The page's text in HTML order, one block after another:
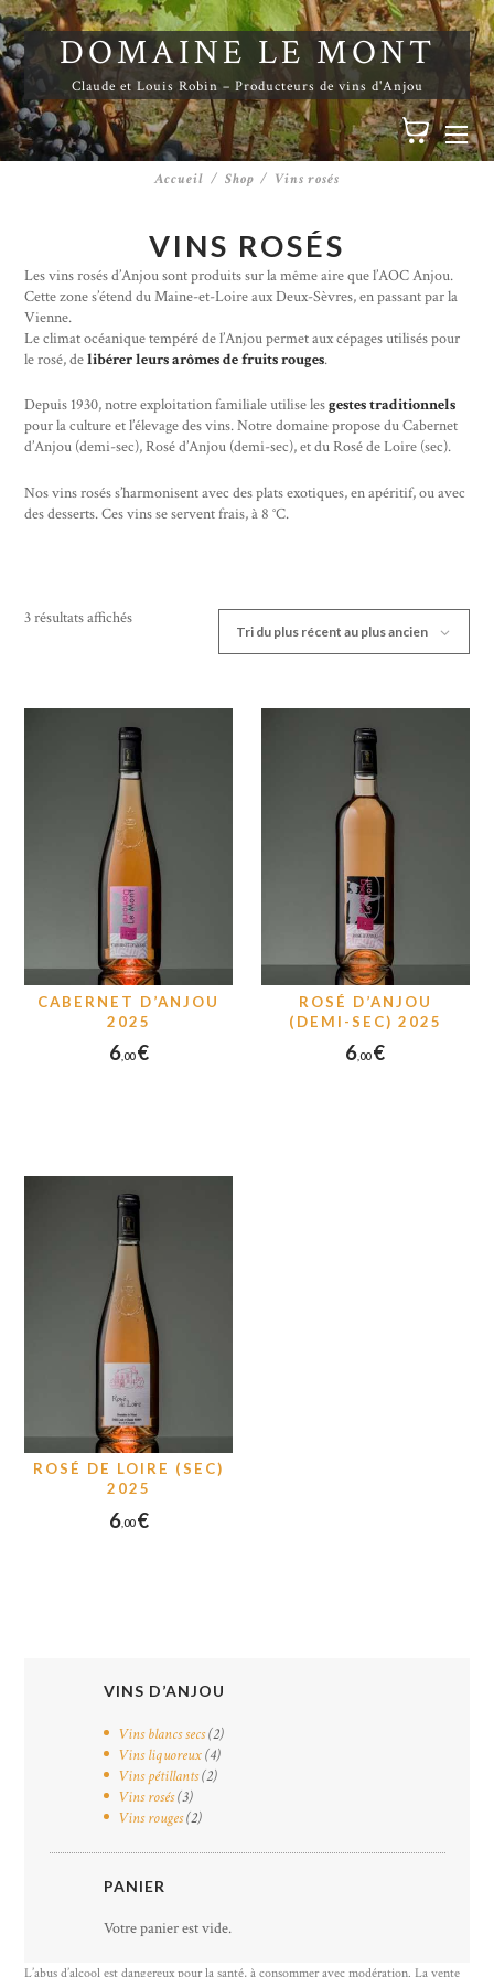
DOMAINE LE MONT
Claude et Louis Robin – Producteurs de vins d'Anjou
Accueil Shop Vins rosés
VINS ROSÉS
Les vins rosés d’Anjou sont produits sur la même aire que l’AOC Anjou.
Cette zone s’étend du Maine-et-Loire aux Deux-Sèvres, en passant par la
Vienne.
Le climat océanique tempéré de l’Anjou permet aux cépages utilisés pour
le rosé, delibérer leurs arômes de fruits rouges.
Depuis 1930, notre exploitation familiale utilise lesgestes traditionnels
pour la culture et l’élevage des vins. Notre domaine propose du Cabernet
d’Anjou (demi-sec), Rosé d’Anjou (demi-sec), et du Rosé de Loire (sec).
Nos vins rosés s’harmonisent avec des plats exotiques, en apéritif, ou avec
des desserts. Ces vins se servent frais, à 8 °C.
3 résultats affichés
CABERNET D’ANJOU
2025
600€
ROSÉ D’ANJOU
(DEMI-SEC) 2025
6 00€
ROSÉ DE LOIRE (SEC)
2025
600€
VINS D’ANJOU
Vins blancs secs(2)
Vins liquoreux(4)
Vins pétillants(2)
Vins rosés(3)
Vins rouges(2)
PANIER
Votre panier est vide.
L’abus d’alcool est dangereux pour la santé, à consommer avec modération. La vente